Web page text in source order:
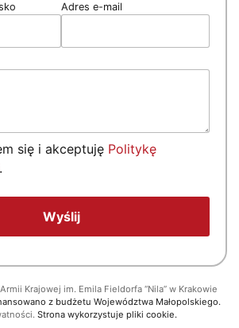
Adres e-mail
się i akceptuję Politykę
.
Krajowej im. Emila Fieldorfa “Nila” w Krakowie
z budżetu Województwa Małopolskiego.
Strona wykorzystuje pliki cookie.